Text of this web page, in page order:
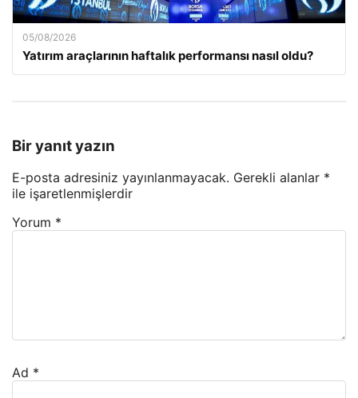
05/08/2026
Yatırım araçlarının haftalık performansı nasıl oldu?
Bir yanıt yazın
E-posta adresiniz yayınlanmayacak. Gerekli alanlar *
ile işaretlenmişlerdir
Yorum *
Ad *